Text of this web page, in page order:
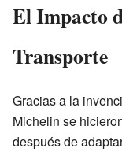
El Impacto
Transporte
Gracias a la
Michelin se
después de